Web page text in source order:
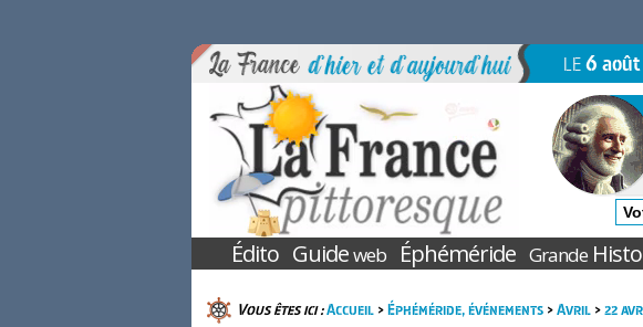
LE6 août
Édito Guideweb Éphéméride Grande
Vous êtes ici :Accueil>Éphéméride, événements>Avril>22